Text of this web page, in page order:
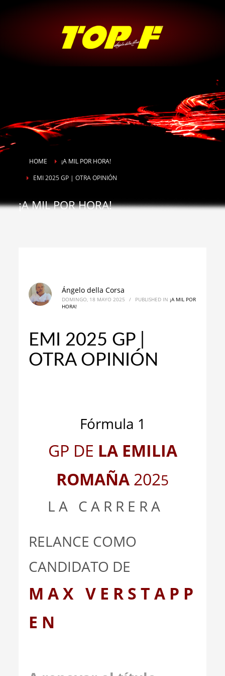
HOME
¡A MIL POR HORA!
EMI 2025 GP | OTRA OPINIÓN
¡A MIL POR HORA!
Ángelo della Corsa
DOMINGO, 18 MAYO 2025 / PUBLISHED IN¡A MIL POR
HORA!
EMI 2025 GP |
OTRA OPINIÓN
Fórmula 1
GP DE LAEMILIA
ROMAÑA 2025
L A C A R R E R A
RELANCE COMO
CANDIDATO DE
M A X V E R S T A P P
E N